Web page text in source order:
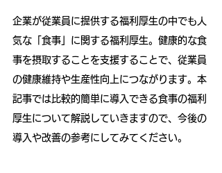
企業が従業員に提供する福利厚生の中でも人
気な「食事」に関する福利厚生。健康的な食
事を摂取することを支援することで、従業員
の健康維持や生産性向上につながります。本
記事では比較的簡単に導入できる食事の福利
厚生について解説していきますので、今後の
導入や改善の参考にしてみてください。